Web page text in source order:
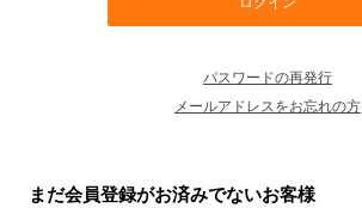
パスワードの再発行
メールアドレスをお忘れの方
まだ会員登録がお済みでないお客様